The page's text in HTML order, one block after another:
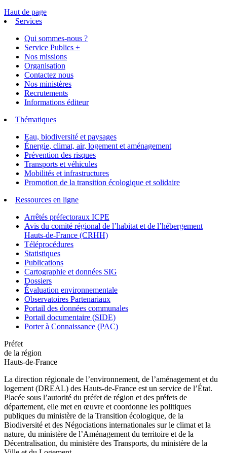
Haut de page
Services
Qui sommes-nous ?
Service Publics +
Nos missions
Organisation
Contactez nous
Nos ministères
Recrutements
Informations éditeur
Thématiques
Eau, biodiversité et paysages
Énergie, climat, air, logement et aménagement
Prévention des risques
Transports et véhicules
Mobilités et infrastructures
Promotion de la transition écologique et solidaire
Ressources en ligne
Arrêtés préfectoraux ICPE
Avis du comité régional de l’habitat et de l’hébergement
Hauts-de-France (CRHH)
Téléprocédures
Statistiques
Publications
Cartographie et données SIG
Dossiers
Évaluation environnementale
Observatoires Partenariaux
Portail des données communales
Portail documentaire (SIDE)
Porter à Connaissance (PAC)
Préfet
de la région
Hauts-de-France
La direction régionale de l’environnement, de l’aménagement et du
logement (DREAL) des Hauts-de-France est un service de l’État.
Placée sous l’autorité du préfet de région et des préfets de
département, elle met en œuvre et coordonne les politiques
publiques du ministère de la Transition écologique, de la
Biodiversité et des Négociations internationales sur le climat et la
nature, du ministère de l’Aménagement du territoire et de la
Décentralisation, du ministère des Transports, du ministère de la